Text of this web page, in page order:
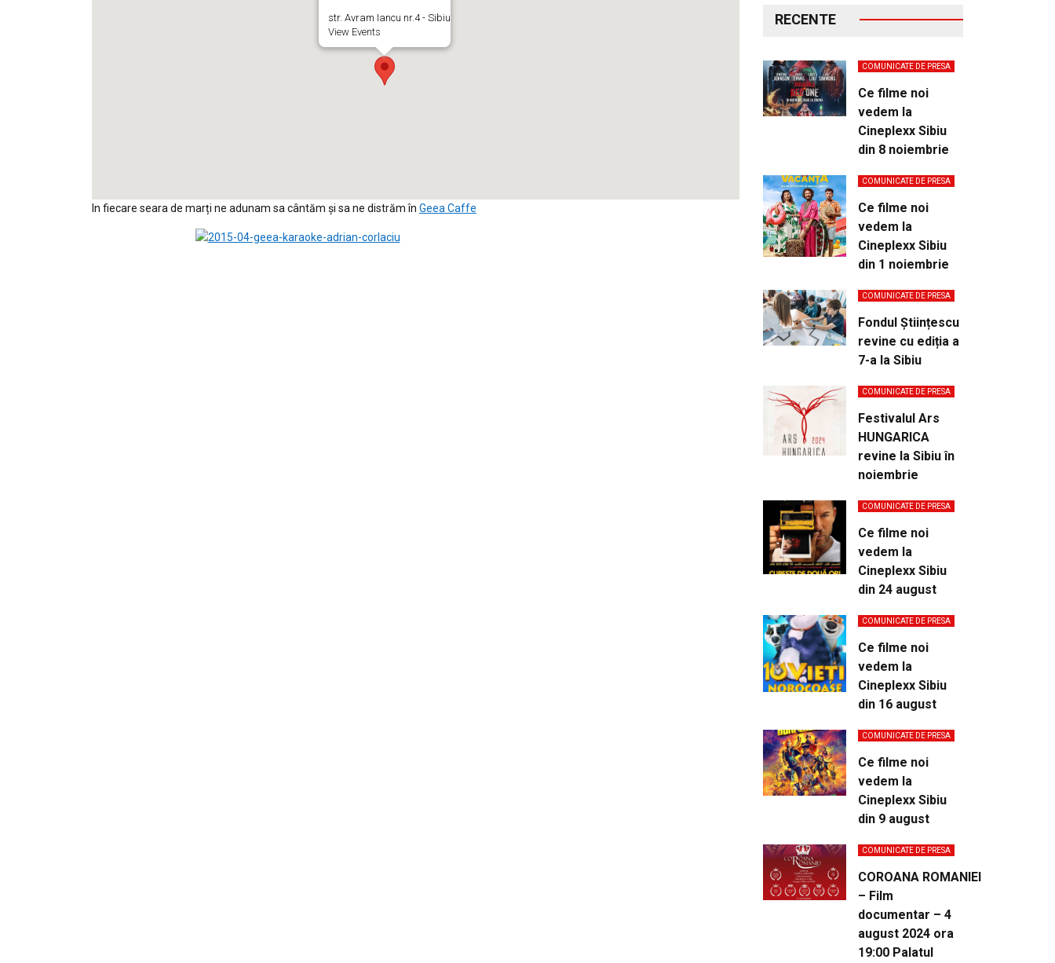
str. Avram Iancu nr.4 - Sibiu
View Events
In fiecare seara de marți ne adunam sa cântăm și sa ne distrăm în Geea Caffe
RECENTE
COMUNICATE DE PRESA
Ce filme noi
vedem la
Cineplexx Sibiu
din 8 noiembrie
COMUNICATE DE PRESA
Ce filme noi
vedem la
Cineplexx Sibiu
din 1 noiembrie
COMUNICATE DE PRESA
Fondul Științescu
revine cu ediția a
7-a la Sibiu
COMUNICATE DE PRESA
Festivalul Ars
HUNGARICA
revine la Sibiu în
noiembrie
COMUNICATE DE PRESA
Ce filme noi
vedem la
Cineplexx Sibiu
din 24 august
COMUNICATE DE PRESA
Ce filme noi
vedem la
Cineplexx Sibiu
din 16 august
COMUNICATE DE PRESA
Ce filme noi
vedem la
Cineplexx Sibiu
din 9 august
COMUNICATE DE PRESA
COROANA ROMANIEI
– Film
documentar – 4
august 2024 ora
19:00 Palatul